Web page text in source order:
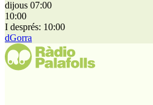
dijous 07:00
10:00
I després: 10:00
dGorra
El més llegit
1
ESPORTS CAP DE SETMANA